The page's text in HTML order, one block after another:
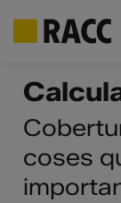
content
coses